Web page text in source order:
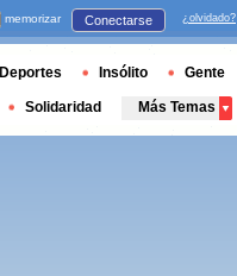
memorizar Conectarse ¿olvidado?
Deportes Insólito Gente
Solidaridad Más Temas